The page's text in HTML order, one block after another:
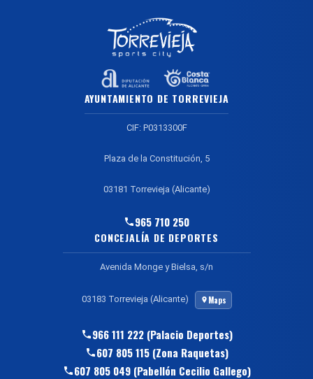
AYUNTAMIENTO DE TORREVIEJA
CIF: P0313300F
Plaza de la Constitución, 5
03181 Torrevieja (Alicante)
965 710 250
CONCEJALÍA DE DEPORTES
Avenida Monge y Bielsa, s/n
03183 Torrevieja (Alicante) Maps
966 111 222 (Palacio Deportes)
607 805 115 (Zona Raquetas)
607 805 049 (Pabellón Cecilio Gallego)